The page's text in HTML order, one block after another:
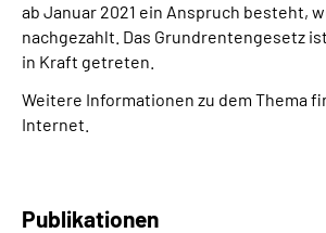
ab Januar 2021 ein Anspruch besteht,
nachgezahlt. Das Grundrentengesetz
in Kraft getreten.
Weitere Informationen zu dem Thema
Internet.
Publikationen